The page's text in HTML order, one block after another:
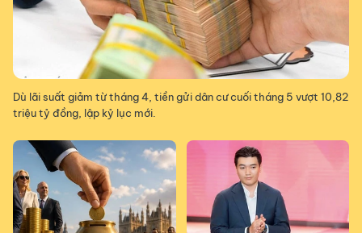
Dù lãi suất giảm từ tháng 4, tiền gửi dân cư cuối tháng 5 vượt 10,82
triệu tỷ đồng, lập kỷ lục mới.